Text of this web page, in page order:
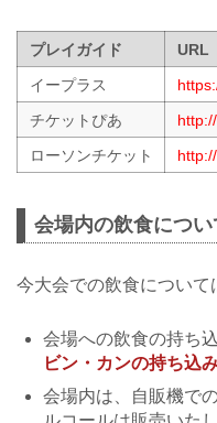
プレイガイド
URL
イープラス
チケットぴあ
ローソンチケット
会場内の飲食につい
今大会での飲食について
会場への飲食の持ち
ビン・カンの持ち込
会場内は、自販機で